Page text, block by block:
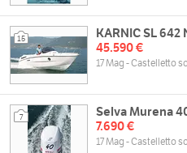
15
KARNIC SL 642
45.590 €
17 Mag - Castelletto
7
Selva Murena
7.690 €
17 Mag - Castelletto